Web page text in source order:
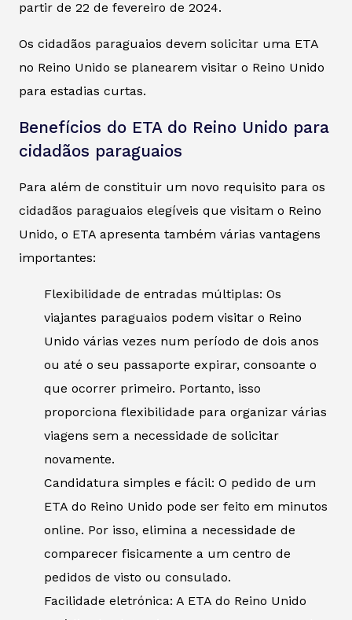
partir de 22 de fevereiro de 2024.
Os cidadãos paraguaios devem solicitar uma ETA
no Reino Unido se planearem visitar o Reino Unido
para estadias curtas.
Benefícios do ETA do Reino Unido para
cidadãos paraguaios
Para além de constituir um novo requisito para os
cidadãos paraguaios elegíveis que visitam o Reino
Unido, o ETA apresenta também várias vantagens
importantes:
Flexibilidade de entradas múltiplas: Os
viajantes paraguaios podem visitar o Reino
Unido várias vezes num período de dois anos
ou até o seu passaporte expirar, consoante o
que ocorrer primeiro. Portanto, isso
proporciona flexibilidade para organizar várias
viagens sem a necessidade de solicitar
novamente.
Candidatura simples e fácil: O pedido de um
ETA do Reino Unido pode ser feito em minutos
online. Por isso, elimina a necessidade de
comparecer fisicamente a um centro de
pedidos de visto ou consulado.
Facilidade eletrónica: A ETA do Reino Unido